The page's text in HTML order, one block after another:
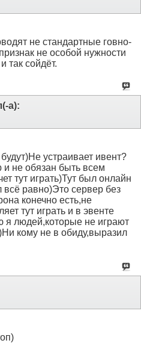
не стандартные говно-
не особой нужности
так сойдёт.
а):
устраивает ивент?
не обязан быть всем
тут играть)Тут был онлайн
всё равно)Это сервер без
конечно есть,не
тут играть и в эвенте
я людей,которые не играют
кому не в обиду,выразил